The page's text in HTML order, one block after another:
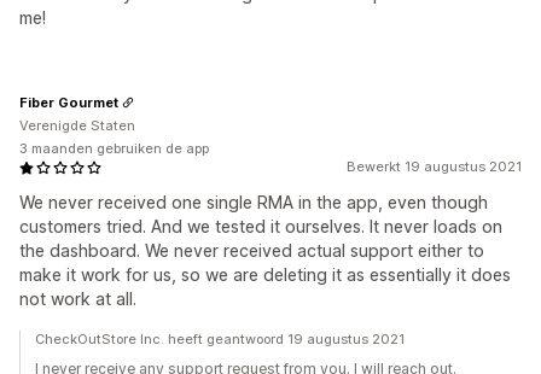
me!
Bewerkt 19 augustus 2021
We never received one single RMA in the app, even though
customers tried. And we tested it ourselves. It never loads on
the dashboard. We never received actual support either to
make it work for us, so we are deleting it as essentially it does
not work at all.
Fiber Gourmet
Verenigde Staten
3 maanden gebruiken de app
CheckOutStore Inc. heeft geantwoord 19 augustus 2021
I never receive any support request from you. I will reach out.